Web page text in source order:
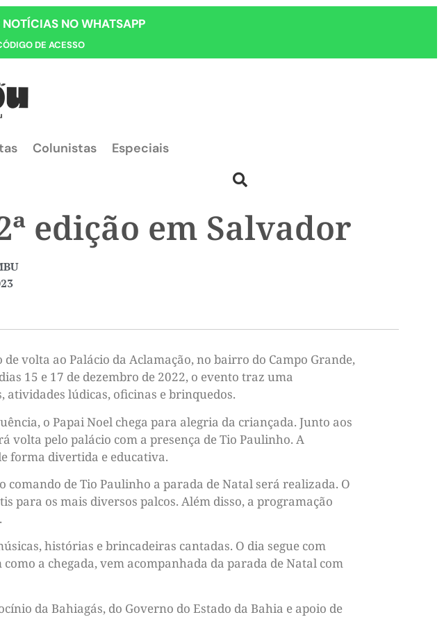
NOTÍCIAS NO WHATSAPP
DE ACESSO
Colunistas Especiais
edição em Salvador
volta ao Palácio da Aclamação, no bairro do Campo Grande,
15 e 17 de dezembro de 2022, o evento traz uma
lúdicas, oficinas e brinquedos.
o Papai Noel chega para alegria da criançada. Junto aos
pelo palácio com a presença de Tio Paulinho. A
forma divertida e educativa.
de Tio Paulinho a parada de Natal será realizada. O
para os mais diversos palcos. Além disso, a programação
histórias e brincadeiras cantadas. O dia segue com
a chegada, vem acompanhada da parada de Natal com
da Bahiagás, do Governo do Estado da Bahia e apoio de